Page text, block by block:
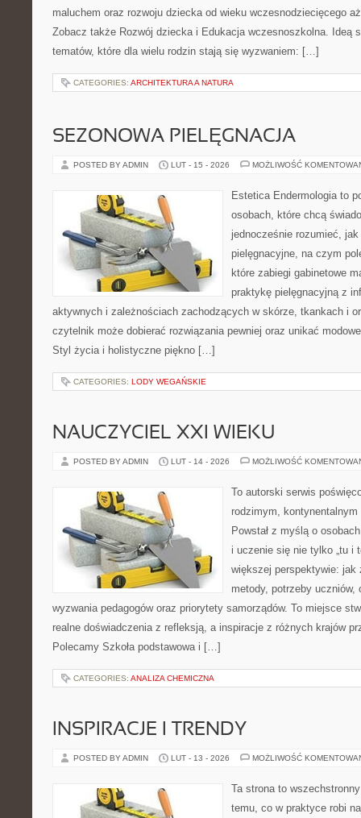
maluchem oraz rozwoju dziecka od wieku wczesnodziecięcego
Zobacz także Rozwój dziecka i Edukacja wczesnoszkolna. Ideą
tematów, które dla wielu rodzin stają się wyzwaniem: […]
CATEGORIES: ARCHITEKTURA A NATURA
SEZONOWA PIELĘGNACJA
POSTED BY ADMIN LUT - 15 - 2026 MOŻLIWOŚĆ
Estetica Endermologia to
osobach, które chcą
jednocześnie rozumieć, jak
pielęgnacyjne, na czym
które zabiegi gabinetowe
praktykę pielęgnacyjną z
aktywnych i zależnościach zachodzących w skórze, tkankach i
czytelnik może dobierać rozwiązania pewniej oraz unikać
Styl życia i holistyczne piękno […]
CATEGORIES: LODY WEGAŃSKIE
NAUCZYCIEL XXI WIEKU
POSTED BY ADMIN LUT - 14 - 2026 MOŻLIWOŚĆ
To autorski serwis
rodzimym,
Powstał z myślą o
i uczenie się nie tylko „tu i
większej perspektywie: jak
metody, potrzeby
wyzwania pedagogów oraz priorytety samorządów. To miejsce
realne doświadczenia z refleksją, a inspiracje z różnych krajów
Polecamy Szkoła podstawowa i […]
CATEGORIES: ANALIZA CHEMICZNA
INSPIRACJE I TRENDY
POSTED BY ADMIN LUT - 13 - 2026 MOŻLIWOŚĆ
Ta strona to
temu, co w praktyce robi